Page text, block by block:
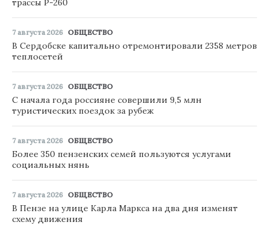
7 августа 2026 ОБЩЕСТВО
В Сердобске капитально отремонтировали 2358 метров
теплосетей
7 августа 2026 ОБЩЕСТВО
С начала года россияне совершили 9,5 млн
туристических поездок за рубеж
7 августа 2026 ОБЩЕСТВО
Более 350 пензенских семей пользуются услугами
социальных нянь
7 августа 2026 ОБЩЕСТВО
В Пензе на улице Карла Маркса на два дня изменят
схему движения